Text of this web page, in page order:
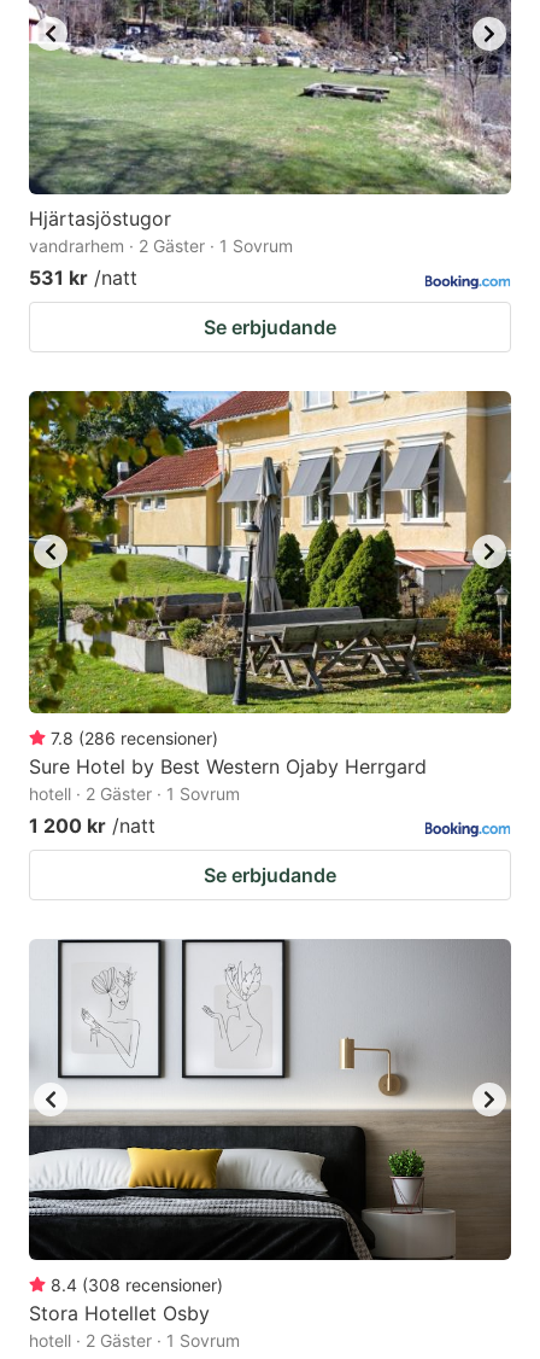
Hjärtasjöstugor
vandrarhem · 2 Gäster · 1 Sovrum
531 kr /natt
Se erbjudande
7.8 (286 recensioner)
Sure Hotel by Best Western Ojaby Herrgard
hotell · 2 Gäster · 1 Sovrum
1 200 kr /natt
Se erbjudande
8.4 (308 recensioner)
Stora Hotellet Osby
hotell · 2 Gäster · 1 Sovrum